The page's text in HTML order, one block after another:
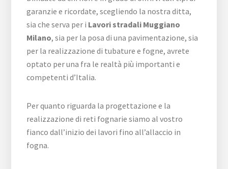
garanzie e ricordate, scegliendo la nostra ditta,
sia che serva per i Lavori stradali Muggiano
Milano, sia per la posa di una pavimentazione, sia
per la realizzazione di tubature e fogne, avrete
optato per una fra le realtà più importanti e
competenti d’Italia.
Per quanto riguarda la progettazione e la
realizzazione di reti fognarie siamo al vostro
fianco dall’inizio dei lavori fino all’allaccio in
fogna.